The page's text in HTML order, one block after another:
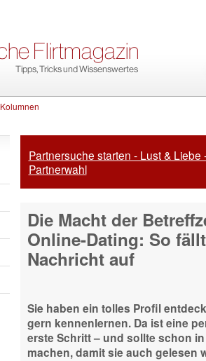
Kolumnen
Partnersuche starten - Lust & Liebe
Partnerwahl
Die Macht der
Online-Dating: So
Nachricht auf
Sie haben ein tolles Profil
gern kennenlernen. Da ist eine
erste Schritt – und sollte schon
machen, damit sie auch gelesen